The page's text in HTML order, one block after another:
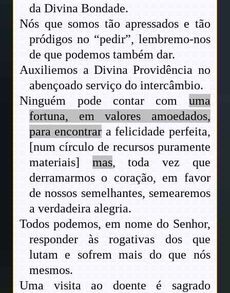
da Divina Bondade.
Nós que somos tão apressados e tão
pródigos no “pedir”, lembremo-nos
de que podemos também dar.
Auxiliemos a Divina Providência no
abençoado serviço do intercâmbio.
Ninguém pode contar com uma
fortuna, em valores amoedados,
para encontrar a felicidade perfeita,
[num círculo de recursos puramente
materiais] mas, toda vez que
derramarmos o coração, em favor
de nossos semelhantes, semearemos
a verdadeira alegria.
Todos podemos, em nome do Senhor,
responder às rogativas dos que
lutam e sofrem mais do que nós
mesmos.
Uma visita ao doente é sagrado